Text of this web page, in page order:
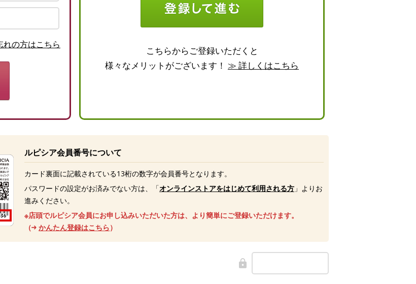
の方はこちら
こちらからご登録いただくと
様々なメリットがございます！ ≫ 詳しくはこちら
ルピシア会員番号について
カード裏面に記載されている13桁の数字が会員番号となります。
パスワードの設定がお済みでない方は、「オンラインストアをはじめて利用される方 」よりお
進みください。
※店頭でルピシア会員にお申し込みいただいた方は、より簡単にご登録いただけます。
（
かんたん登録はこちら）